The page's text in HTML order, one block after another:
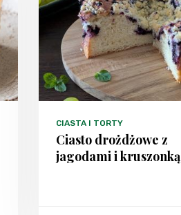
CIASTA I TORTY
Ciasto drożdżowe z
jagodami i kruszonką